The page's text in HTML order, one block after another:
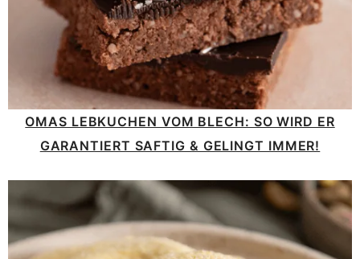
OMAS LEBKUCHEN VOM BLECH: SO WIRD ER
GARANTIERT SAFTIG & GELINGT IMMER!